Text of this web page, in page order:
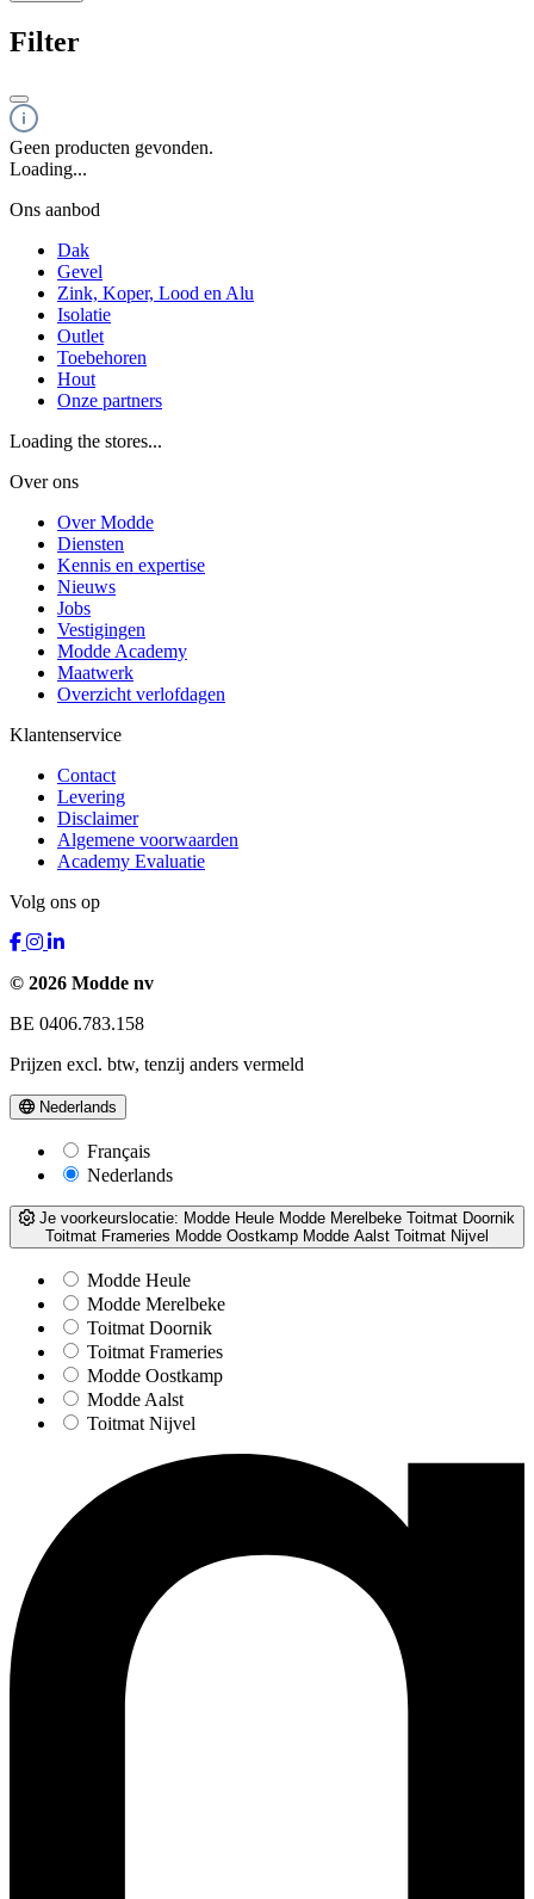
Filter
Geen producten gevonden.
Loading...
Ons aanbod
Dak
Gevel
Zink, Koper, Lood en Alu
Isolatie
Outlet
Toebehoren
Hout
Onze partners
Loading the stores...
Over ons
Over Modde
Diensten
Kennis en expertise
Nieuws
Jobs
Vestigingen
Modde Academy
Maatwerk
Overzicht verlofdagen
Klantenservice
Contact
Levering
Disclaimer
Algemene voorwaarden
Academy Evaluatie
Volg ons op
© 2026 Modde nv
BE 0406.783.158
Prijzen excl. btw, tenzij anders vermeld
Nederlands
Français
Nederlands
Je voorkeurslocatie: Modde Heule Modde Merelbeke Toitmat Doornik
Toitmat Frameries Modde Oostkamp Modde Aalst Toitmat Nijvel
Modde Heule
Modde Merelbeke
Toitmat Doornik
Toitmat Frameries
Modde Oostkamp
Modde Aalst
Toitmat Nijvel